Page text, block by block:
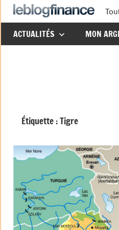
Aller
au
contenu
ACTUALITÉS MON
Étiquette :Tigre